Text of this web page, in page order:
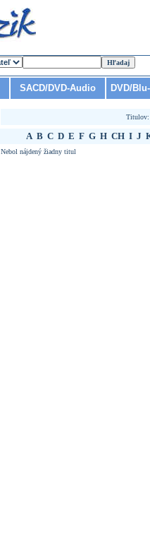
SACD/DVD-Audio DVD/
A B C D E F G H CH I J
Nebol nájdený žiadny titul